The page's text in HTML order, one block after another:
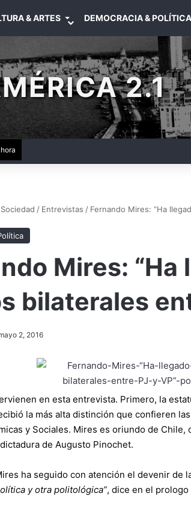
& ARTES DEMOCRACIA & POLÍTICA
2.1
/ Entrevistas / Fernando Mires: “Ha
Mires: “Ha
bilaterales
2, 2016
en esta entrevista. Primero, la
la más alta distinción que confieren
y Sociales. Mires es oriundo de
de Augusto Pinochet.
ha seguido con atención el devenir de
y otra politológica”, dice en el